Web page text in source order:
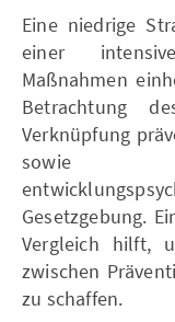
Eine niedrige
einer
Maßnahmen
Betrachtung
Verknüpfung
sowie
Gesetzgebung.
Vergleich hilft,
zwischen
zu schaffen.